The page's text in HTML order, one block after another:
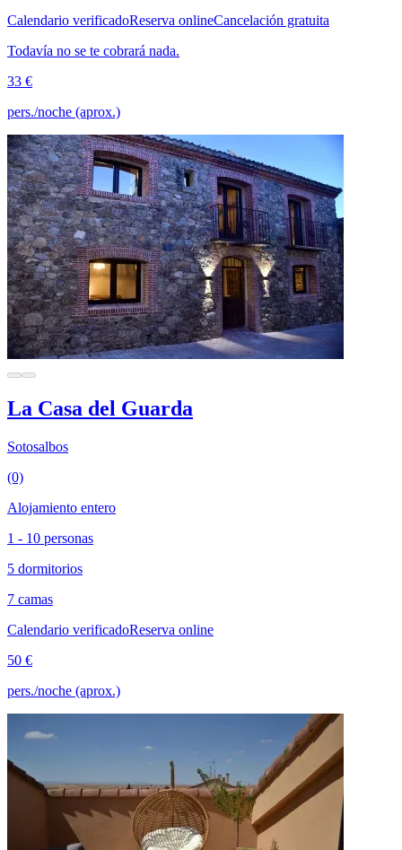
Calendario verificadoReserva onlineCancelación gratuita
Todavía no se te cobrará nada.
33 €
pers./noche (aprox.)
La Casa del Guarda
Sotosalbos
(0)
Alojamiento entero
1 - 10 personas
5 dormitorios
7 camas
Calendario verificadoReserva online
50 €
pers./noche (aprox.)